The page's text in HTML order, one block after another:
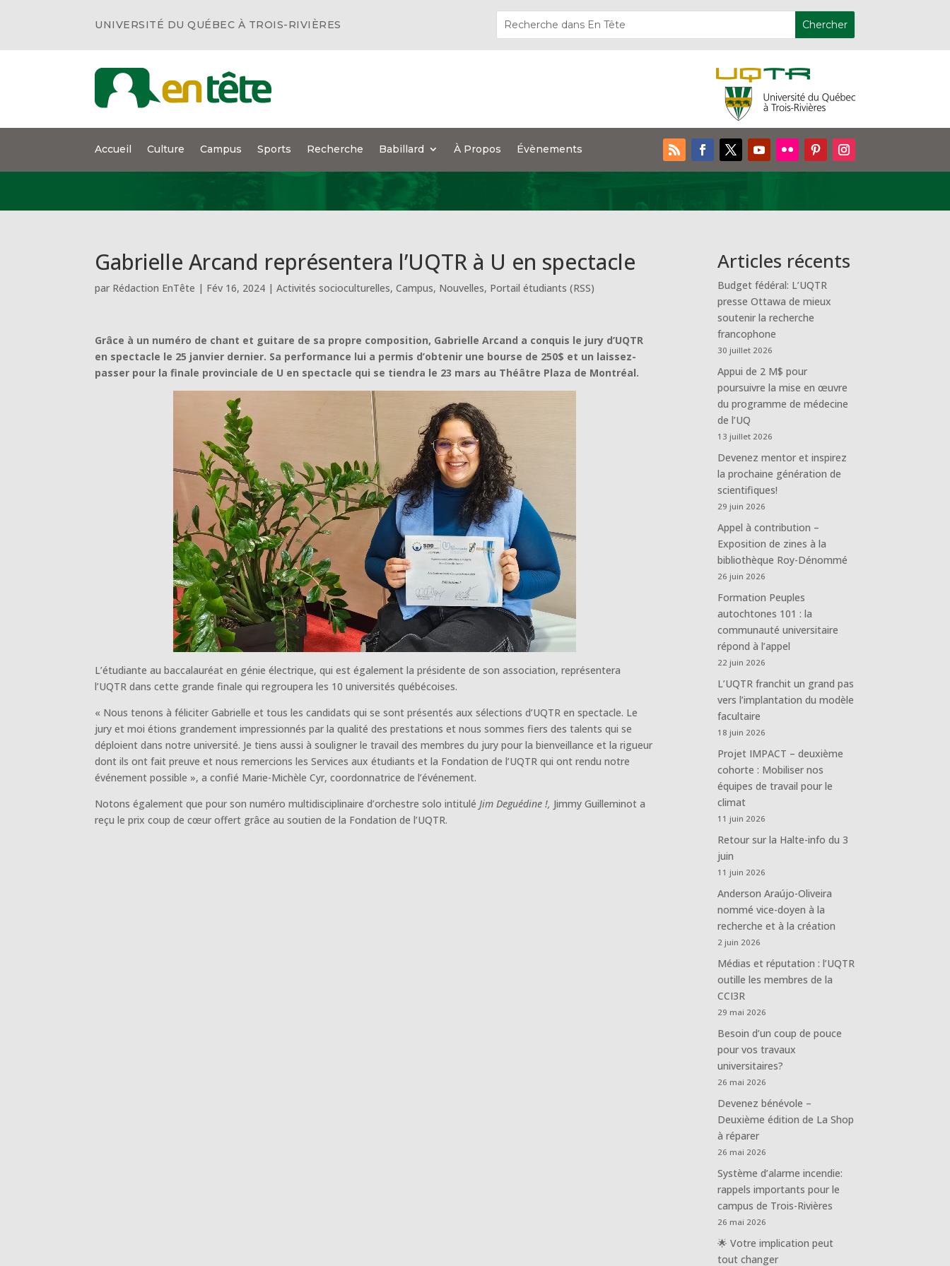
UNIVERSITÉ DU QUÉBEC À TROIS-RIVIÈRES
Accueil Culture Campus Sports Recherche Babillard À Propos Évènements
Gabrielle Arcand représentera l’UQTR à U en spectacle
par Rédaction EnTête | Fév 16, 2024 |Activités socioculturelles,Campus, Nouvelles, Portail étudiants (RSS)
Grâce à un numéro de chant et guitare de sa propre composition, Gabrielle Arcand a conquis le jury d’UQTR
en spectacle le 25 janvier dernier. Sa performance lui a permis d’obtenir une bourse de 250$ et un laissez-
passer pour la finale provinciale de U en spectacle qui se tiendra le 23 mars au Théâtre Plaza de Montréal.
L’étudiante au baccalauréat en génie électrique, qui est également la présidente de son association, représentera
l’UQTR dans cette grande finale qui regroupera les 10 universités québécoises.
« Nous tenons à féliciter Gabrielle et tous les candidats qui se sont présentés aux sélections d’UQTR en spectacle. Le
jury et moi étions grandement impressionnés par la qualité des prestations et nous sommes fiers des talents qui se
déploient dans notre université. Je tiens aussi à souligner le travail des membres du jury pour la bienveillance et la rigueur
dont ils ont fait preuve et nous remercions les Services aux étudiants et la Fondation de l’UQTR qui ont rendu notre
événement possible », a confié Marie-Michèle Cyr, coordonnatrice de l’événement.
Notons également que pour son numéro multidisciplinaire d’orchestre solo intitulé Jim Deguédine !, Jimmy Guilleminot a
reçu le prix coup de cœur offert grâce au soutien de la Fondation de l’UQTR.
Articles récents
Budget fédéral: L’UQTR
presse Ottawa de mieux
soutenir la recherche
francophone
30 juillet 2026
Appui de 2 M$ pour
poursuivre la mise en œuvre
du programme de médecine
de l’UQ
13 juillet 2026
Devenez mentor et inspirez
la prochaine génération de
scientifiques!
29 juin 2026
Appel à contribution –
Exposition de zines à la
bibliothèque Roy-Dénommé
26 juin 2026
Formation Peuples
autochtones 101 : la
communauté universitaire
répond à l’appel
22 juin 2026
L’UQTR franchit un grand pas
vers l’implantation du modèle
facultaire
18 juin 2026
Projet IMPACT – deuxième
cohorte : Mobiliser nos
équipes de travail pour le
climat
11 juin 2026
Retour sur la Halte-info du 3
juin
11 juin 2026
Anderson Araújo-Oliveira
nommé vice-doyen à la
recherche et à la création
2 juin 2026
Médias et réputation : l’UQTR
outille les membres de la
CCI3R
29 mai 2026
Besoin d’un coup de pouce
pour vos travaux
universitaires?
26 mai 2026
Devenez bénévole –
Deuxième édition de La Shop
à réparer
26 mai 2026
Système d’alarme incendie:
rappels importants pour le
campus de Trois-Rivières
26 mai 2026
🌟 Votre implication peut
tout changer